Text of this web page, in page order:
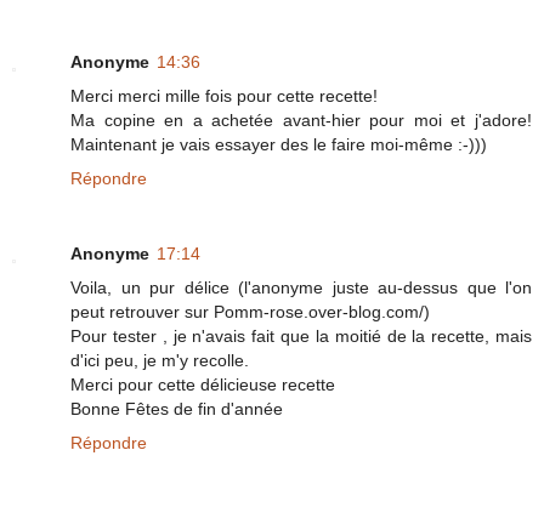
Anonyme 14:36
Merci merci mille fois pour cette recette!
Ma copine en a achetée avant-hier pour moi et j'adore!
Maintenant je vais essayer des le faire moi-même :-)))
Répondre
Anonyme 17:14
Voila, un pur délice (l'anonyme juste au-dessus que l'on
peut retrouver sur Pomm-rose.over-blog.com/)
Pour tester , je n'avais fait que la moitié de la recette, mais
d'ici peu, je m'y recolle.
Merci pour cette délicieuse recette
Bonne Fêtes de fin d'année
Répondre